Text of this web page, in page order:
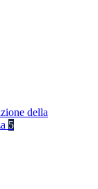
della
5